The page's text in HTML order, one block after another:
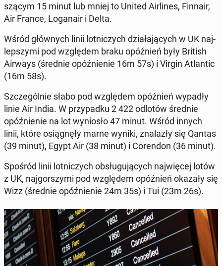
szą­cym 15 minut lub mniej to United Air­li­nes, Finnair,
Air France, Lo­ga­na­ir i Delta.
Wśród głów­nych linii lot­ni­czych dzia­ła­ją­cych w UK naj­
lep­szy­mi pod wzglę­dem braku opóź­nień były British
Airways (średnie opóź­nie­nie 16m 57s) i Virgin Atlan­tic
(16m 58s).
Szcze­gól­nie słabo pod wzglę­dem opóź­nień wypadły
linie Air India. W przy­pad­ku 2 422 odlotów średnie
opóź­nie­nie na lot wy­nio­sło 47 minut. Wśród innych
linii, które osią­gnę­ły marne wyniki, zna­la­zły się Qantas
(39 minut), Egypt Air (38 minut) i Co­ren­don (36 minut).
Spośród linii lot­ni­czych ob­słu­gu­ją­cych naj­wię­cej lotów
z UK, naj­gor­szy­mi pod wzglę­dem opóź­nień okazały się
Wizz (średnie opóź­nie­nie 24m 35s) i Tui (23m 26s).